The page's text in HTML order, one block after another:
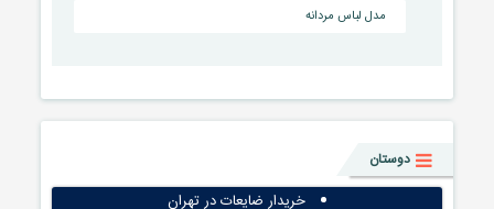
مدل لباس مردانه
دوستان
خریدار ضایعات در تهران